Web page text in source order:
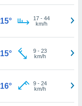
15° 17- 44
km/h
15° 9- 23
km/h
16° 9- 24
km/h